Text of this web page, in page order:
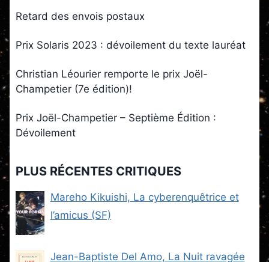
Retard des envois postaux
Prix Solaris 2023 : dévoilement du texte lauréat
Christian Léourier remporte le prix Joël-
Champetier (7e édition)!
Prix Joël-Champetier – Septième Édition :
Dévoilement
PLUS RÉCENTES CRITIQUES
Mareho Kikuishi, La cyberenquêtrice et
l’amicus (SF)
Jean-Baptiste Del Amo, La Nuit ravagée